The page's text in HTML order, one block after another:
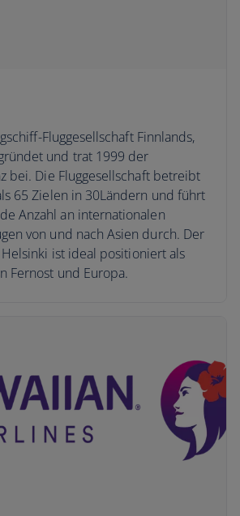
Fluggesellschaft Finnlands,
und trat 1999 der
bei. Die Fluggesellschaft betreibt
65 Zielen in 30Ländern und führt
Anzahl an internationalen
von und nach Asien durch. Der
ist ideal positioniert als
Fernost und Europa.